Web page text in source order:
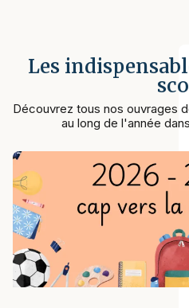
Les
Découvrez tous nos ouvrages
au long de l'année